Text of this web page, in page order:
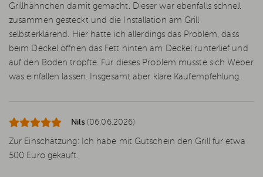
Grillhähnchen damit gemacht. Dieser war ebenfalls schnell
zusammen gesteckt und die Installation am Grill
selbsterklärend. Hier hatte ich allerdings das Problem, dass
beim Deckel öffnen das Fett hinten am Deckel runterlief und
auf den Boden tropfte. Für dieses Problem müsste sich Weber
was einfallen lassen. Insgesamt aber klare Kaufempfehlung.
Nils (06.06.2026)
Zur Einschätzung: Ich habe mit Gutschein den Grill für etwa
500 Euro gekauft.